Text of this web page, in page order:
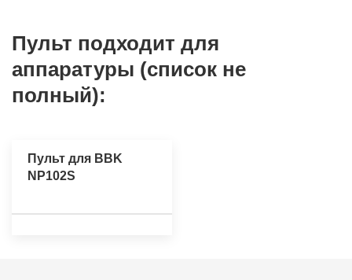
Пульт подходит для
аппаратуры (список не
полный):
Пульт для BBK
NP102S